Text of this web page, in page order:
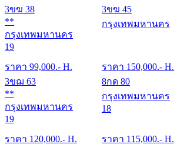
3ขฆ 38
**
กรุงเทพมหานคร
19
ราคา 99,000.- H.
3ขฆ 45
กรุงเทพมหานคร
ราคา 150,000.- H.
3ขฌ 63
**
กรุงเทพมหานคร
19
ราคา 120,000.- H.
8กด 80
กรุงเทพมหานคร
18
ราคา 115,000.- H.